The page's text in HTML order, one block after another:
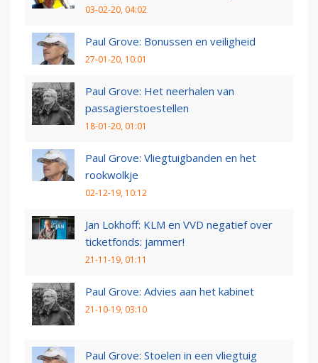
03-02-20, 04:02
Paul Grove: Bonussen en veiligheid
27-01-20, 10:01
Paul Grove: Het neerhalen van
passagierstoestellen
18-01-20, 01:01
Paul Grove: Vliegtuigbanden en het
rookwolkje
02-12-19, 10:12
Jan Lokhoff: KLM en VVD negatief over
ticketfonds: jammer!
21-11-19, 01:11
Paul Grove: Advies aan het kabinet
21-10-19, 03:10
Paul Grove: Stoelen in een vliegtuig